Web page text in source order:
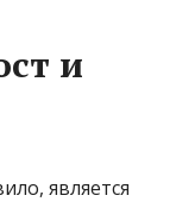
и
является